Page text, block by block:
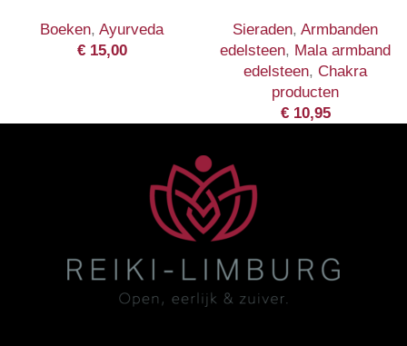
Boeken, Ayurveda
€15,00
Sieraden, Armbanden
edelsteen, Mala armband
edelsteen, Chakra
producten
€10,95